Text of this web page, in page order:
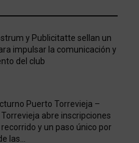
y Publicitatte sellan un
impulsar la comunicación y
del club
Puerto Torrevieja –
abre inscripciones
y un paso único por
las...